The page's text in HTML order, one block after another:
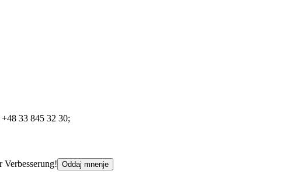
+48 33 845 32 30;
Oddaj mnenje